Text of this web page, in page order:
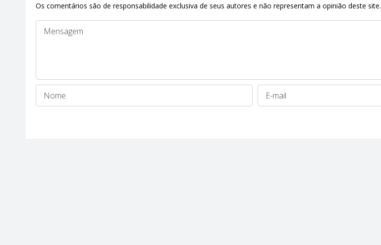
Os comentários são de responsabilidade exclusiva de seus autores e não representam a opinião deste site.